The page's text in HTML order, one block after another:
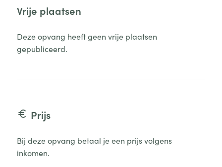
Vrije plaatsen
Deze opvang heeft geen vrije plaatsen
gepubliceerd.
Prijs
Bij deze opvang betaal je een prijs volgens
inkomen.